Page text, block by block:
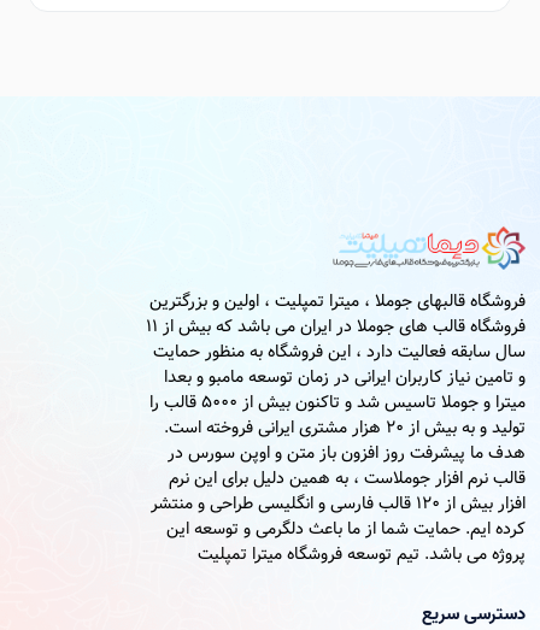
فروشگاه قالبهای جوملا ، میترا تمپلیت ، اولین و بزرگترین
فروشگاه قالب های جوملا در ایران می باشد که بیش از 11
سال سابقه فعالیت دارد ، این فروشگاه به منظور حمایت
و تامین نیاز کاربران ایرانی در زمان توسعه مامبو و بعدا
میترا و جوملا تاسیس شد و تاکنون بیش از 5000 قالب را
تولید و به بیش از 20 هزار مشتری ایرانی فروخته است.
هدف ما پیشرفت روز افزون باز متن و اوپن سورس در
قالب نرم افزار جوملاست ، به همین دلیل برای این نرم
افزار بیش از 120 قالب فارسی و انگلیسی طراحی و منتشر
کرده ایم. حمایت شما از ما باعث دلگرمی و توسعه این
پروژه می باشد. تیم توسعه فروشگاه میترا تمپلیت
دسترسی سریع